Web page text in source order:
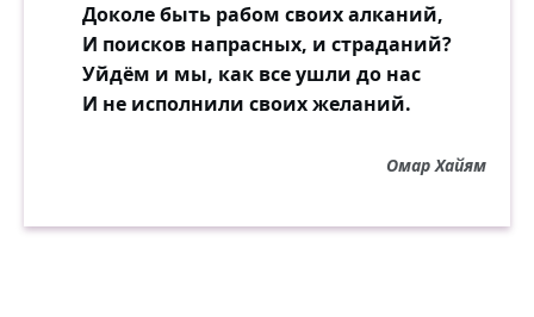
Доколе быть рабом своих алканий,
И поисков напрасных, и страданий?
Уйдём и мы, как все ушли до нас
И не исполнили своих желаний.
Омар Хайям